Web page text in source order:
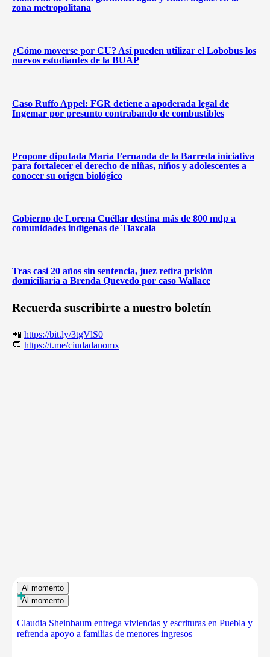
zona metropolitana
¿Cómo moverse por CU? Así pueden utilizar el Lobobus los
nuevos estudiantes de la BUAP
Caso Ruffo Appel: FGR detiene a apoderada legal de
Ingemar por presunto contrabando de combustibles
Propone diputada María Fernanda de la Barreda iniciativa
para fortalecer el derecho de niñas, niños y adolescentes a
conocer su origen biológico
Gobierno de Lorena Cuéllar destina más de 800 mdp a
comunidades indígenas de Tlaxcala
Tras casi 20 años sin sentencia, juez retira prisión
domiciliaria a Brenda Quevedo por caso Wallace
Recuerda suscribirte a nuestro boletín
📲 https://bit.ly/3tgVlS0
💬 https://t.me/ciudadanomx
Al momento
Al momento
+
Claudia Sheinbaum entrega viviendas y escrituras en Puebla y
refrenda apoyo a familias de menores ingresos